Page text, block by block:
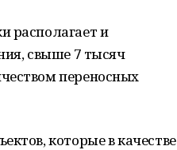
располагает и
свыше 7 тысяч
переносных
которые в качестве